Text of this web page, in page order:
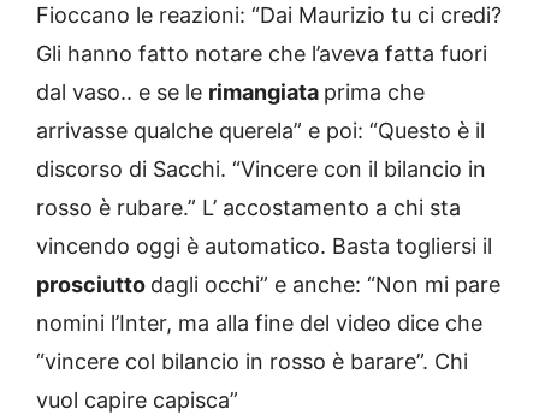
Fioccano le reazioni: “Dai Maurizio tu ci credi?
Gli hanno fatto notare che l’aveva fatta fuori
dal vaso.. e se le rimangiata prima che
arrivasse qualche querela” e poi: “Questo è il
discorso di Sacchi. “Vincere con il bilancio in
rosso è rubare.” L’ accostamento a chi sta
vincendo oggi è automatico. Basta togliersi il
prosciutto dagli occhi” e anche: “Non mi pare
nomini l’Inter, ma alla fine del video dice che
“vincere col bilancio in rosso è barare”. Chi
vuol capire capisca”